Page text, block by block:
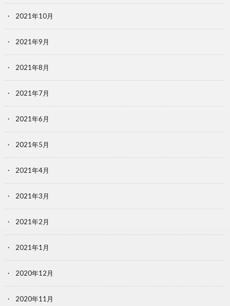
2021年10月
2021年9月
2021年8月
2021年7月
2021年6月
2021年5月
2021年4月
2021年3月
2021年2月
2021年1月
2020年12月
2020年11月